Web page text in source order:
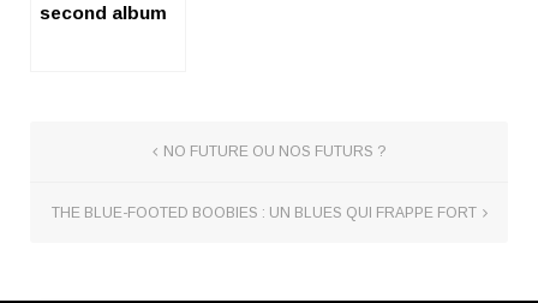
second album
NO FUTURE OU NOS FUTURS ?
THE BLUE-FOOTED BOOBIES : UN BLUES QUI FRAPPE FORT